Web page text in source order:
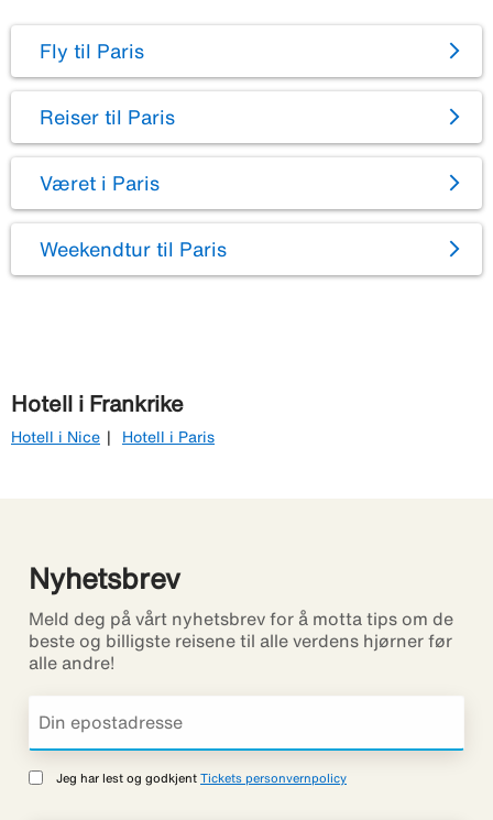
Fly til Paris
Reiser til Paris
Været i Paris
Weekendtur til Paris
Hotell i Frankrike
Hotell i Nice Hotell i Paris
Nyhetsbrev
Meld deg på vårt nyhetsbrev for å motta tips om de
beste og billigste reisene til alle verdens hjørner før
alle andre!
Jeg har lest og godkjent Tickets personvernpolicy